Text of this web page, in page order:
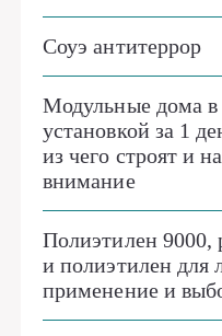
Соуэ антитеррор
Модульные дома
установкой за 1
из чего строят и
внимание
Полиэтилен 9000,
и полиэтилен для
применение и